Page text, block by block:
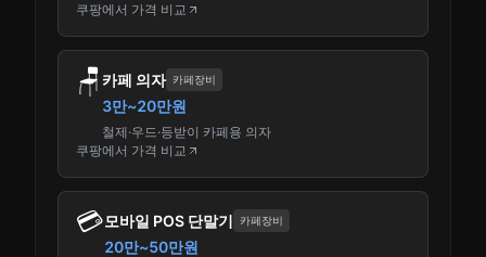
쿠팡에서 가격 비교
🪑 카페 의자 카페장비
3만~20만원
철제·우드·등받이 카페용 의자
쿠팡에서 가격 비교
💳모바일 POS 단말기 카페장비
20만~50만원